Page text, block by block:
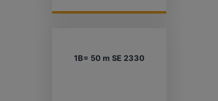
1B= 50 m SE 2330